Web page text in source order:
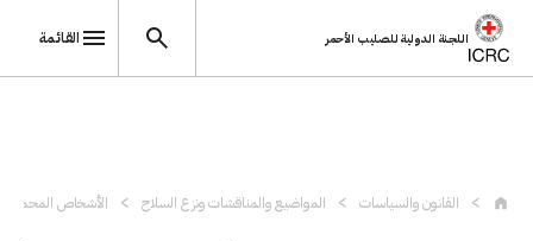
اللجنة الدولية للصليب الأحمر القائمة
القانون والسياسات المواضيع والمناقشات ونزع السلاح الأشخاص المحميون